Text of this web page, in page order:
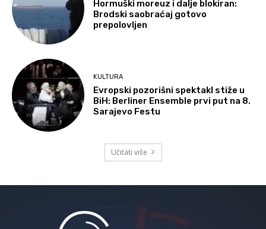
Hormuški moreuz i dalje blokiran:
Brodski saobraćaj gotovo
prepolovljen
KULTURA
Evropski pozorišni spektakl stiže u
BiH: Berliner Ensemble prvi put na 8.
Sarajevo Festu
Učitati više